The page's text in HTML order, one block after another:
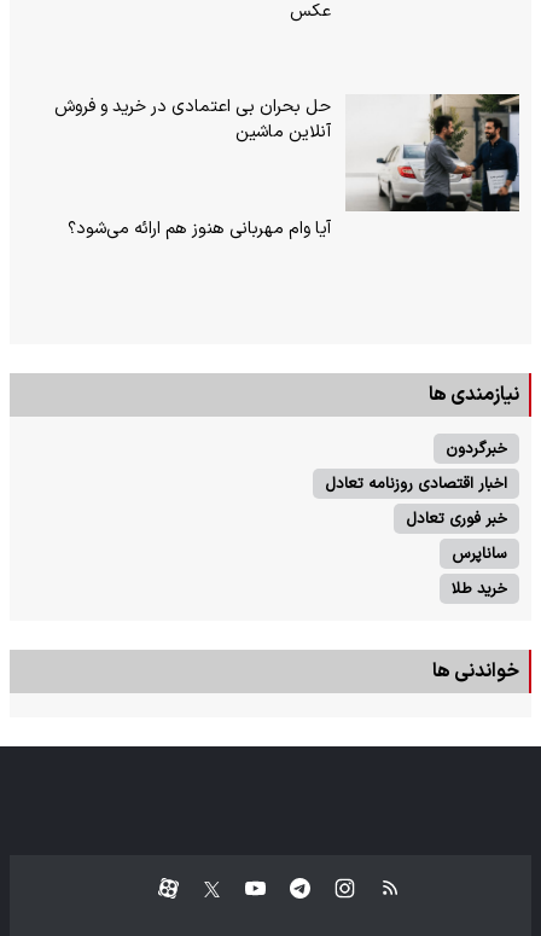
عکس
حل بحران بی‌ اعتمادی در خرید و فروش
آنلاین ماشین
آیا وام مهربانی هنوز هم ارائه می‌شود؟
نیازمندی ها
خبرگردون
اخبار اقتصادی روزنامه تعادل
خبر فوری تعادل
ساناپرس
خرید طلا
خواندنی ها